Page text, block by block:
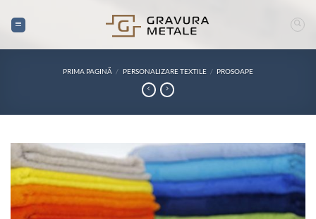
content
PRIMA PAGINĂ / PERSONALIZARE TEXTILE / PROSOAPE